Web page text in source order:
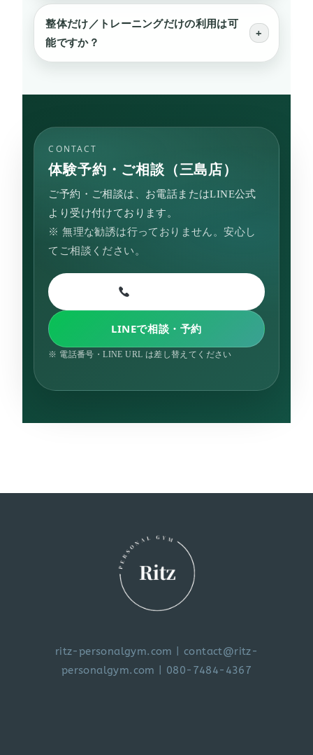
整体だけ／トレーニングだけの利用は可
能ですか？
CONTACT
体験予約・ご相談（三島店）
ご予約・ご相談は、お電話またはLINE公式
より受け付けております。
※ 無理な勧誘は行っておりません。安心し
てご相談ください。
LINEで相談・予約
※ 電話番号・LINE URL は差し替えてください
ritz-personalgym.com
contact@ritz-
personalgym.com | 080-7484-4367